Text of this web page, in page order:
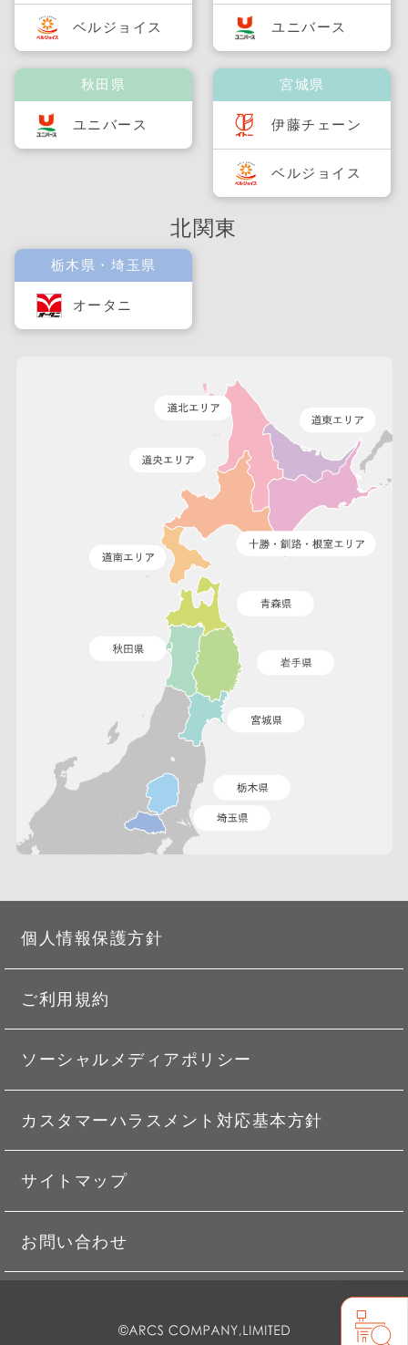
ベルジョイス
秋田県
ユニバース
ユニバース
宮城県
伊藤チェーン
ベルジョイス
北関東
栃木県・埼玉県
オータニ
個人情報保護方針
ご利用規約
ソーシャルメディアポリシー
カスタマーハラスメント対応基本方針
サイトマップ
お問い合わせ